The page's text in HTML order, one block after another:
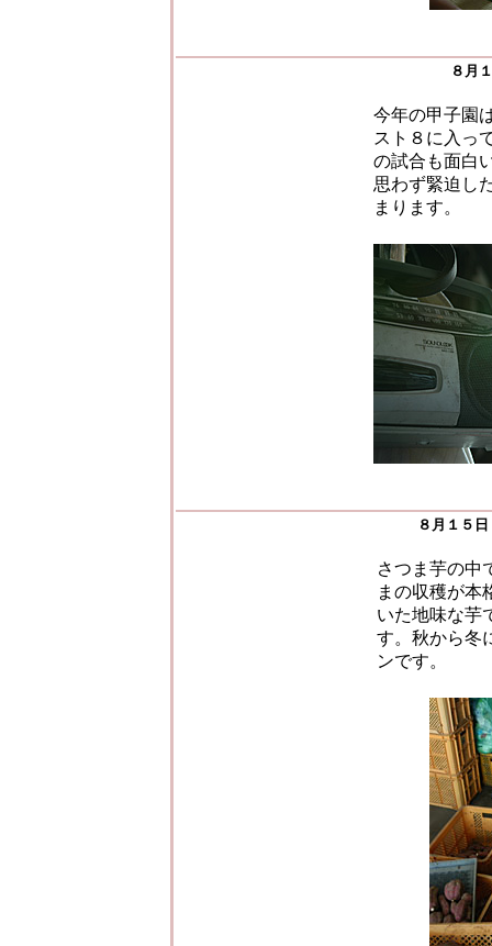
８月
今年の甲子園
スト８に入っ
の試合も面白
思わず緊迫し
まります。
８月１５
さつま芋の中
まの収穫が本
いた地味な芋
す。秋から冬
ンです。